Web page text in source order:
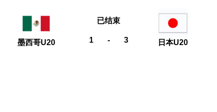
墨西哥U20 1 - 3
已结束
日本U20